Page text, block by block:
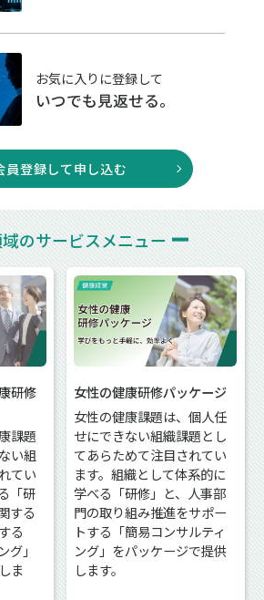
お気に入りに登録して
いつでも見返せる。
員登録して申し込む
のサービスメニュー
研修
課題
い組
てい
「研
する
る
グ」
ま
女性の健康研修パッケージ
女性の健康課題は、個人任
せにできない組織課題とし
てあらためて注目されてい
ます。組織として体系的に
学べる「研修」と、人事部
門の取り組み推進をサポー
トする「簡易コンサルティ
ング」をパッケージで提供
します。